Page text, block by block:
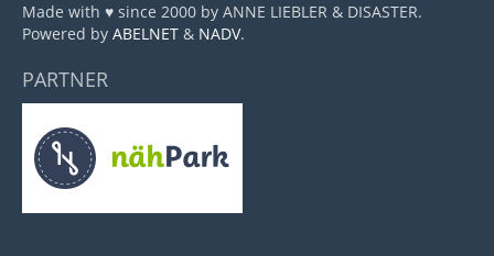
Made with ♥ since 2000 by ANNE LIEBLER & DISASTER.
Powered by ABELNET & NADV.
PARTNER